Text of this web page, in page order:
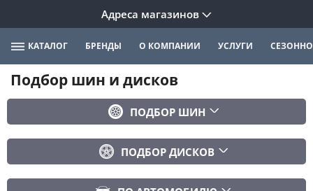
Адреса магазинов
КАТАЛОГ БРЕНДЫ О КОМПАНИИ УСЛУГИ
Подбор шин и дисков
ПОДБОР ШИН
ПОДБОР ДИСКОВ